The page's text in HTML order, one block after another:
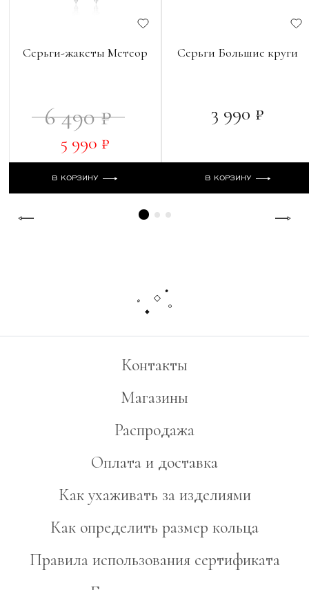
Серьги-жакеты Метеор
6 490 ₽
5 990 ₽
В КОРЗИНУ
Серьги Большие круги
3 990 ₽
В КОРЗИНУ
Контакты
Магазины
Распродажа
Оплата и доставка
Как ухаживать за изделиями
Как определить размер кольца
Правила использования сертификата